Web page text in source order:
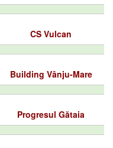
CS Vulcan
Building Vânju-Mare
Progresul Gătaia